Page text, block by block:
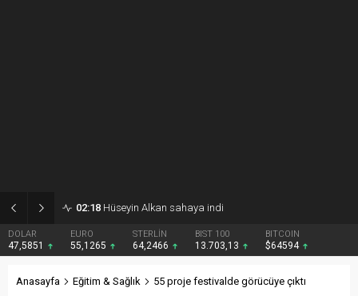
02:18 Hüseyin Alkan sahaya indi
DOLAR
47,5851
EURO
55,1265
STERLİN
64,2466
BIST 100
13.703,13
BITCOIN
$64594
Anasayfa Eğitim & Sağlık 55 proje festivalde görücüye çıktı